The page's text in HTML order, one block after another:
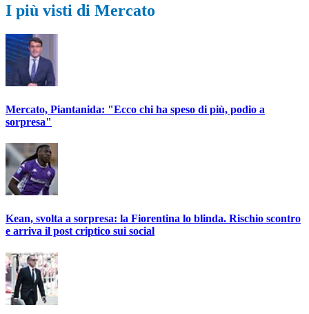
I più visti di Mercato
Mercato, Piantanida: "Ecco chi ha speso di più, podio a
sorpresa"
Kean, svolta a sorpresa: la Fiorentina lo blinda. Rischio scontro
e arriva il post criptico sui social